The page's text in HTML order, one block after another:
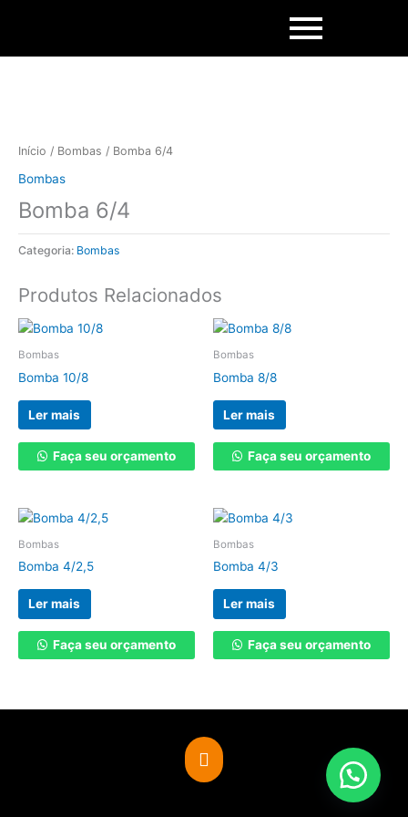
Início / Bombas / Bomba 6/4
Bombas
Bomba 6/4
Categoria: Bombas
Produtos Relacionados
Bombas
Bomba 10/8
Ler mais
Faça seu orçamento
Bombas
Bomba 8/8
Ler mais
Faça seu orçamento
Bombas
Bomba 4/2,5
Ler mais
Faça seu orçamento
Bombas
Bomba 4/3
Ler mais
Faça seu orçamento